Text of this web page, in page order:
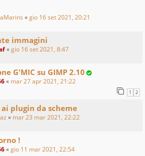
«gio 16 set 2021, 20:21
immagini
«gio 16 set 2021, 8:47
G'MIC su GIMP 2.10
« mar 27 apr 2021, 21:22
1 2
plugin da scheme
« mar 23 mar 2021, 22:22
!
«gio 11 mar 2021, 22:54